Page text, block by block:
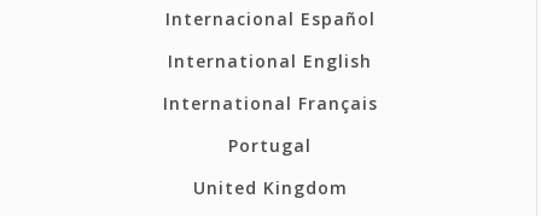
Internacional Español
International English
International Français
Portugal
United Kingdom